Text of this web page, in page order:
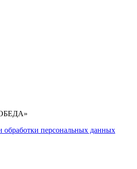
персональных данных